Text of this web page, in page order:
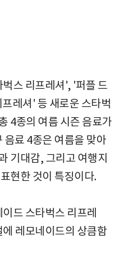
스 리프레셔', '퍼플 드
레셔' 등 새로운 스타벅
4종의 여름 시즌 음료가
음료 4종은 여름을 맞아
기대감, 그리고 여행지
현한 것이 특징이다.
드 스타벅스 리프레
레모네이드의 상큼함